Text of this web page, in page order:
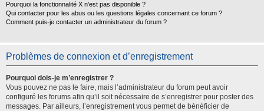
Pourquoi la fonctionnalité X n’est pas disponible ?
Qui contacter pour les abus ou les questions légales concernant ce forum ?
Comment puis-je contacter un administrateur du forum ?
Problèmes de connexion et d’enregistrement
Pourquoi dois-je m’enregistrer ?
Vous pouvez ne pas le faire, mais l’administrateur du forum peut avoir
configuré les forums afin qu’il soit nécessaire de s’enregistrer pour poster des
messages. Par ailleurs, l’enregistrement vous permet de bénéficier de